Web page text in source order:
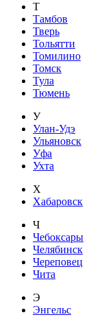
Т
Тамбов
Тверь
Тольятти
Томилино
Томск
Тула
Тюмень
У
Улан-Удэ
Ульяновск
Уфа
Ухта
Х
Хабаровск
Ч
Чебоксары
Челябинск
Череповец
Чита
Э
Энгельс